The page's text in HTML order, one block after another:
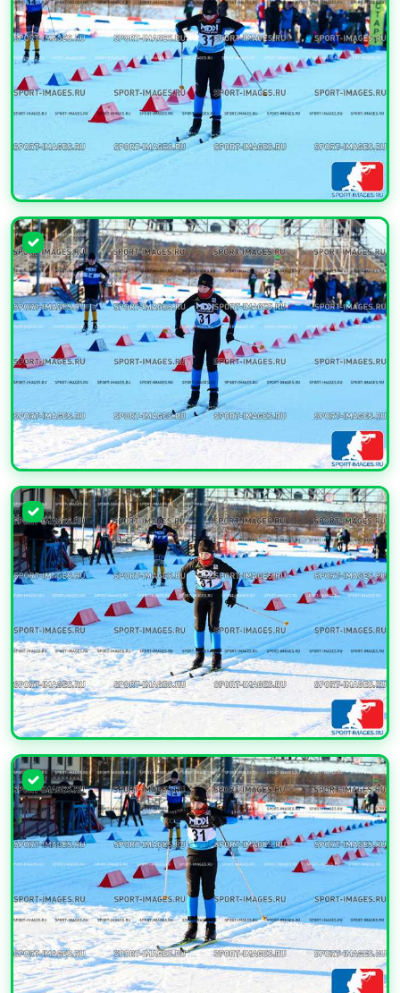
УВЕЛИЧИТЬ
УВЕЛИЧИТЬ
УВЕЛИЧИТЬ